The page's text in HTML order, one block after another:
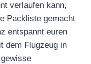
verlaufen kann,
Packliste gemacht
entspannt euren
dem Flugzeug in